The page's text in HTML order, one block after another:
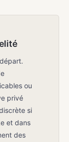
ou
privé
si
et dans
des